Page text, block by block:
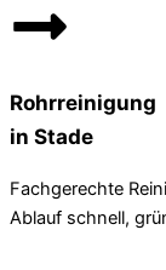
Rohrreinigung
in Stade
Fachgerechte
Ablauf schnell,